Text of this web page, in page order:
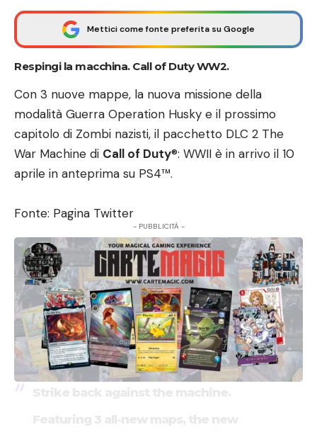
Mettici come fonte preferita su Google
Respingi la macchina. Call of Duty WW2.
Con 3 nuove mappe, la nuova missione della
modalità Guerra Operation Husky e il prossimo
capitolo di Zombi nazisti, il pacchetto DLC 2 The
War Machine di Call of Duty®: WWII è in arrivo il 10
aprile in anteprima su PS4™.
Fonte: Pagina Twitter
- PUBBLICITÀ -